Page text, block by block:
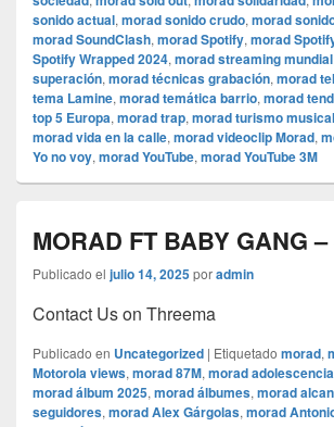
sonido actual, morad sonido crudo, morad
morad SoundClash, morad Spotify, morad
Spotify Wrapped 2024, morad streaming mundial
superación, morad técnicas grabación, morad
tema Lamine, morad temática barrio, morad
top 5 Europa, morad trap, morad turismo musical
morad vida en la calle, morad videocli‏p Morad,
Yo no voy, morad YouTube, morad YouTube 3M
MORAD FT BABY GANG
Publicado el julio 14, 2025poradmin
Contact Us on Threema
Publicado en Uncategorized | Etiquetado morad,
Motorola views, morad 87M, morad adolescencia
morad álbum 2025, morad álbumes, morad
seguidores, morad Alex Gárgolas, morad